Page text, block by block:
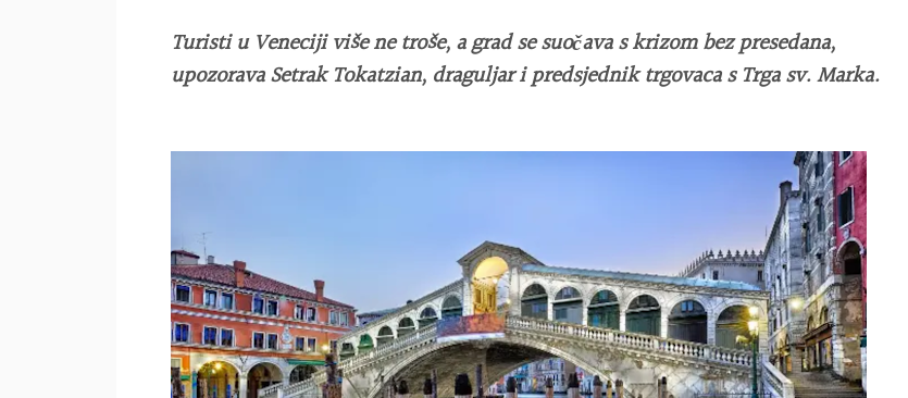
Turisti u Veneciji više ne troše, a grad se suočava s krizom bez presedana,
upozorava Setrak Tokatzian, draguljar i predsjednik trgovaca s Trga sv. Marka.